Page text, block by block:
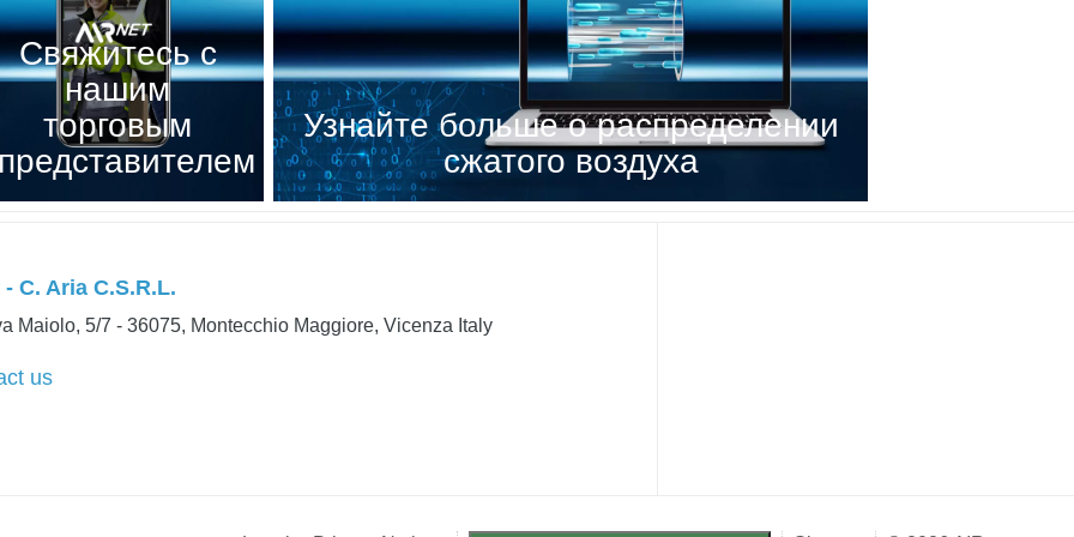
Свяжитесь с
нашим
торговым
представителем
Узнайте больше о распределении
сжатого воздуха
C. Aria C.S.R.L.
Maiolo, 5/7 - 36075, Montecchio Maggiore, Vicenza Italy
us